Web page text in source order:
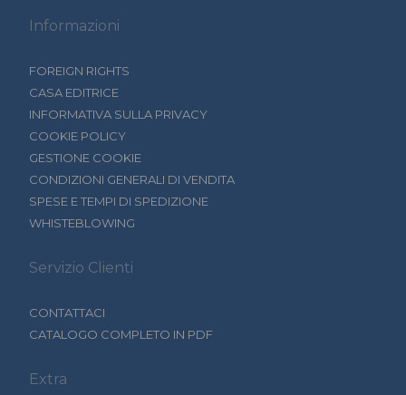
Informazioni
FOREIGN RIGHTS
CASA EDITRICE
INFORMATIVA SULLA PRIVACY
COOKIE POLICY
GESTIONE COOKIE
CONDIZIONI GENERALI DI VENDITA
SPESE E TEMPI DI SPEDIZIONE
WHISTEBLOWING
Servizio Clienti
CONTATTACI
CATALOGO COMPLETO IN PDF
Extra